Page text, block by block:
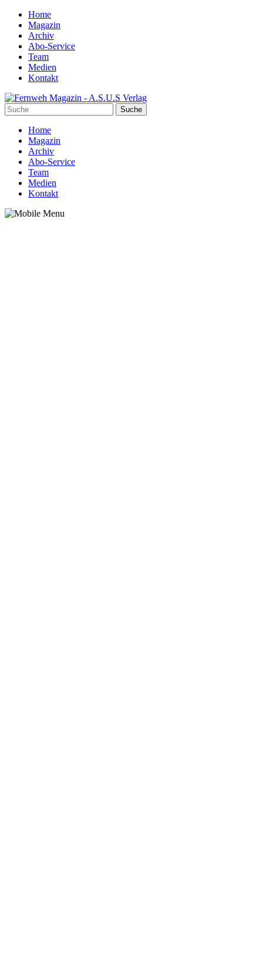
Home
Magazin
Archiv
Abo-Service
Team
Medien
Kontakt
Home
Magazin
Archiv
Abo-Service
Team
Medien
Kontakt